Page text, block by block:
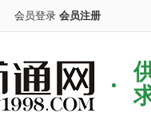
会员登录 会员注册